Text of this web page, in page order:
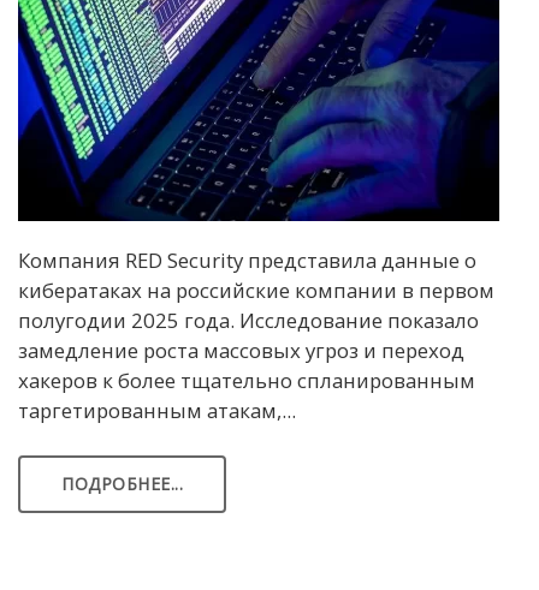
Компания RED Security представила данные о
кибератаках на российские компании в первом
полугодии 2025 года. Исследование показало
замедление роста массовых угроз и переход
хакеров к более тщательно спланированным
таргетированным атакам,...
ПОДРОБНЕЕ...